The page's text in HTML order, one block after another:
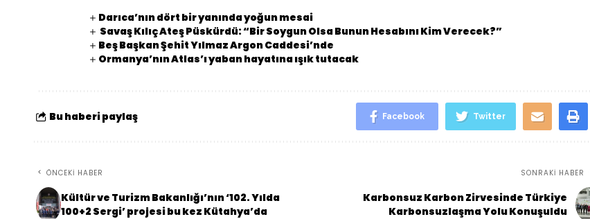
Darıca’nın dört bir yanında yoğun mesai
Savaş Kılıç Ateş Püskürdü: “Bir Soygun Olsa Bunun Hesabını Kim Verecek?”
Beş Başkan Şehit Yılmaz Argon Caddesi’nde
Ormanya’nın Atlas’ı yaban hayatına ışık tutacak
Bu haberi paylaş Facebook Twitter
ÖNCEKI HABER
Kültür ve Turizm Bakanlığı’nın ‘102. Yılda
100+2 Sergi’ projesi bu kez Kütahya’da
SONRAKI HABER
Karbonsuz Karbon Zirvesinde Türkiye
Karbonsuzlaşma Yolu Konuşuldu